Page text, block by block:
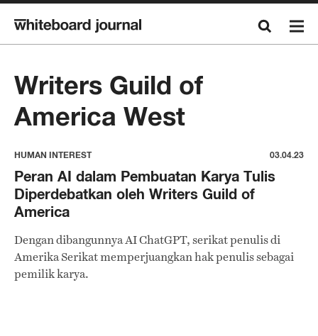
Writers Guild of
America West
HUMAN INTEREST 03.04.23
Peran AI dalam Pembuatan Karya Tulis
Diperdebatkan oleh Writers Guild of
America
Dengan dibangunnya AI ChatGPT, serikat penulis di
Amerika Serikat memperjuangkan hak penulis sebagai
pemilik karya.